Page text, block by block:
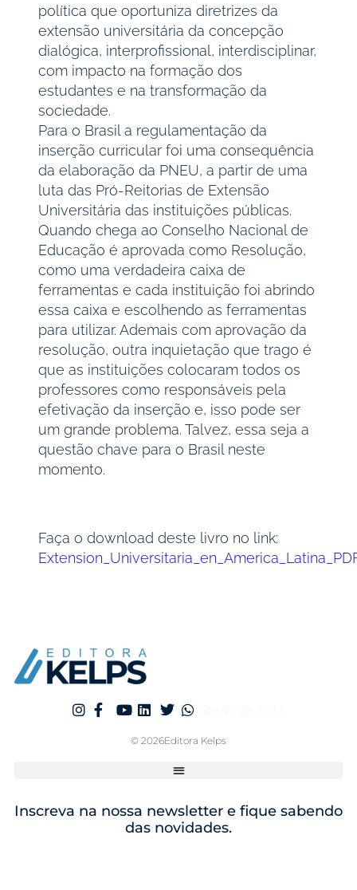
política que oportuniza diretrizes da
extensão universitária da concepção
dialógica, interprofissional, interdisciplinar,
com impacto na formação dos
estudantes e na transformação da
sociedade.
Para o Brasil a regulamentação da
inserção curricular foi uma consequência
da elaboração da PNEU, a partir de uma
luta das Pró-Reitorias de Extensão
Universitária das instituições públicas.
Quando chega ao Conselho Nacional de
Educação é aprovada como Resolução,
como uma verdadeira caixa de
ferramentas e cada instituição foi abrindo
essa caixa e escolhendo as ferramentas
para utilizar. Ademais com aprovação da
resolução, outra inquietação que trago é
que as instituições colocaram todos os
professores como responsáveis pela
efetivação da inserção e, isso pode ser
um grande problema. Talvez, essa seja a
questão chave para o Brasil neste
momento.
Faça o download deste livro no link:
© 2026Editora Kelps
Inscreva na nossa newsletter e fique sabendo
das novidades.